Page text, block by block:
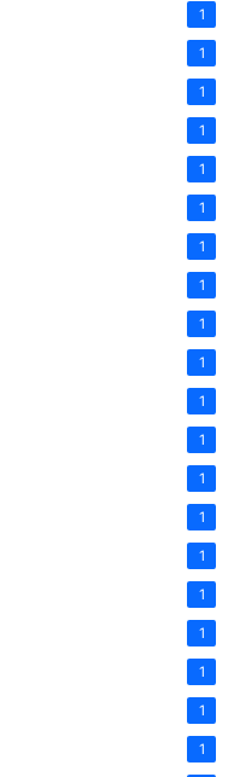
1
1
1
1
1
1
1
1
1
1
1
1
1
1
1
1
1
1
1
1